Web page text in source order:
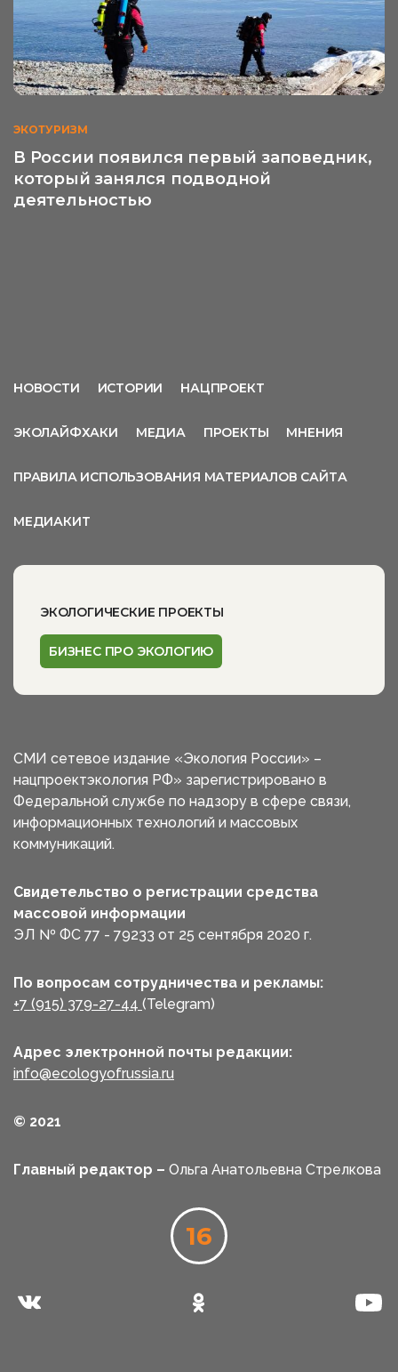
ЭКОТУРИЗМ
В России появился первый заповедник,
который занялся подводной
деятельностью
НОВОСТИ ИСТОРИИ НАЦПРОЕКТ
ЭКОЛАЙФХАКИ МЕДИА ПРОЕКТЫ МНЕНИЯ
ПРАВИЛА ИСПОЛЬЗОВАНИЯ МАТЕРИАЛОВ САЙТА
МЕДИАКИТ
ЭКОЛОГИЧЕСКИЕ ПРОЕКТЫ
БИЗНЕС ПРО ЭКОЛОГИЮ
СМИ сетевое издание «Экология России» –
нацпроектэкология РФ» зарегистрировано в
Федеральной службе по надзору в сфере связи,
информационных технологий и массовых
коммуникаций.
Свидетельство о регистрации средства
массовой информации
ЭЛ № ФС 77 - 79233 от 25 сентября 2020 г.
По вопросам сотрудничества и рекламы:
+7 (915) 379-27-44 (Telegram)
Адрес электронной почты редакции:
info@ecologyofrussia.ru
© 2021
Главный редактор – Ольга Анатольевна Стрелкова
16